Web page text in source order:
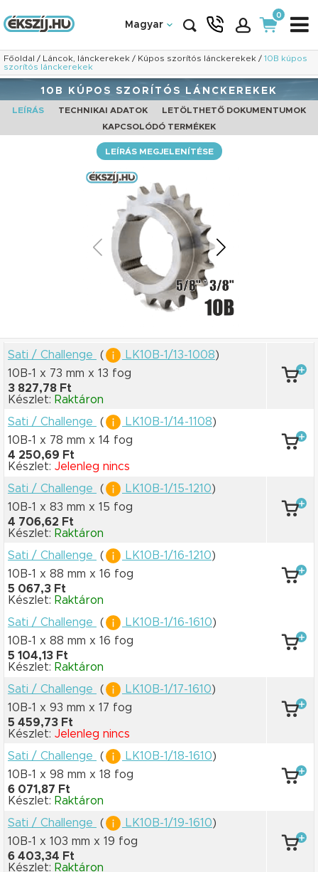
Magyar
0
Főoldal / Láncok, lánckerekek / Kúpos szorítós lánckerekek / 10B kúpos
szorítós lánckerekek
10B KÚPOS SZORÍTÓS LÁNCKEREKEK
LEÍRÁS TECHNIKAI ADATOK
LETÖLTHETŐ DOKUMENTUMOK
KAPCSOLÓDÓ TERMÉKEK
LEÍRÁS MEGJELENÍTÉSE
Sati / Challenge ( LK10B-1/13-1008)
10B-1 x 73 mm x 13 fog
3 827,78 Ft
Készlet: Raktáron
Sati / Challenge
( LK10B-1/14-1108)
10B-1 x 78 mm x 14 fog
4 250,69 Ft
Készlet: Jelenleg nincs
Sati / Challenge
( LK10B-1/15-1210)
10B-1 x 83 mm x 15 fog
4 706,62 Ft
Készlet: Raktáron
Sati / Challenge
( LK10B-1/16-1210)
10B-1 x 88 mm x 16 fog
5 067,3 Ft
Készlet: Raktáron
Sati / Challenge
( LK10B-1/16-1610)
10B-1 x 88 mm x 16 fog
5 104,13 Ft
Készlet: Raktáron
Sati / Challenge
( LK10B-1/17-1610)
10B-1 x 93 mm x 17 fog
5 459,73 Ft
Készlet: Jelenleg nincs
Sati / Challenge
( LK10B-1/18-1610)
10B-1 x 98 mm x 18 fog
6 071,87 Ft
Készlet: Raktáron
Sati / Challenge
( LK10B-1/19-1610)
10B-1 x 103 mm x 19 fog
6 403,34 Ft
Készlet: Raktáron